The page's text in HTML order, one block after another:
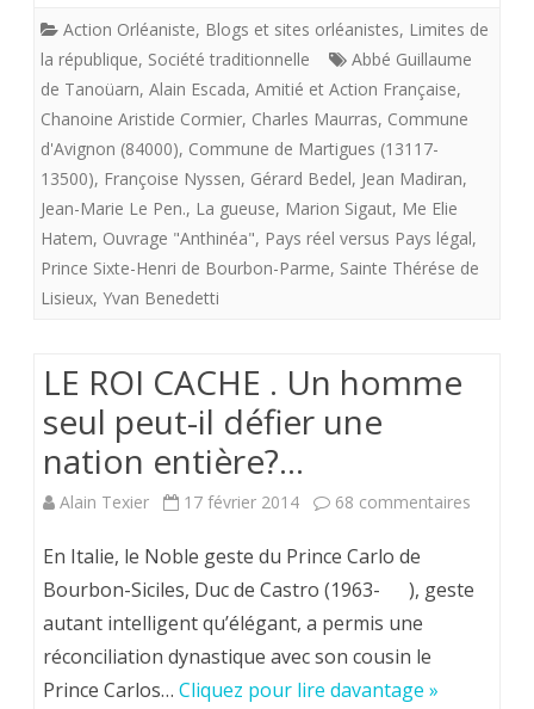
à
Charles
Action Orléaniste, Blogs et sites orléanistes, Limites de
la république, Société traditionnelle
Abbé Guillaume
de Tanoüarn, Alain Escada, Amitié et Action Française,
Chanoine Aristide Cormier, Charles Maurras, Commune
d'Avignon (84000), Commune de Martigues (13117-
13500), Françoise Nyssen, Gérard Bedel, Jean Madiran,
Jean-Marie Le Pen., La gueuse, Marion Sigaut, Me Elie
Hatem, Ouvrage "Anthinéa", Pays réel versus Pays légal,
Prince Sixte-Henri de Bourbon-Parme, Sainte Thérése de
Lisieux, Yvan Benedetti
LE ROI CACHE . Un homme
seul peut-il défier une
nation entière?…
Alain Texier 17 février 2014 68 commentaires
ROI
En Italie, le Noble geste du Prince Carlo de
Bourbon-Siciles, Duc de Castro (1963- ), geste
autant intelligent qu’élégant, a permis une
réconciliation dynastique avec son cousin le
Prince Carlos… Cliquez pour lire davantage »